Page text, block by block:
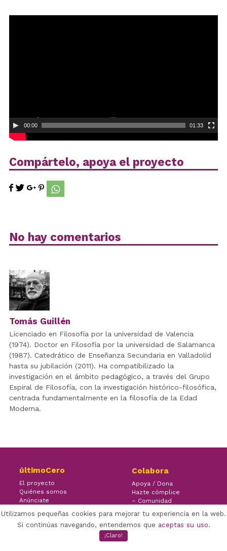
00:00 01:33
Compártelo, apoya el proyecto
No hay comentarios
Tomás Guillén
Licenciado en Filosofía por la universidad de Valencia
(1974). Doctor en Filosofía por la universidad de Salamanca
(1987). Catedrático de Enseñanza Secundaria en Valladolid
hasta su jubilación (2011). Ha compatibilizado la
investigación en el ámbito pedagógico, a través del Grupo
Espiral de Filosofía, con la investigación histórico-filosófica,
centrada fundamentalmente en la filosofía de la Edad
Moderna.
últimoCero
El proyecto
Quiénes somos
Anúnciate
Colabora
Apoya / Dona
Hazte cómplice
– Comunidad
Utilizamos pequeñas cookies para mejorar tu experiencia en la web.
Si continúas navegando, entendemos que aceptas su uso.
¡Claro!